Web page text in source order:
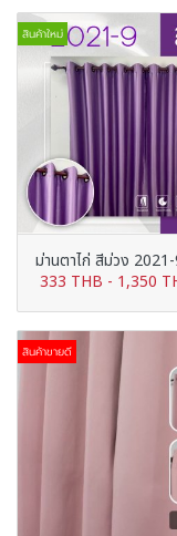
สินค้าใหม่
ม่านตาไก่ สีม่วง
333 THB - 1,350
สินค้าขายดี